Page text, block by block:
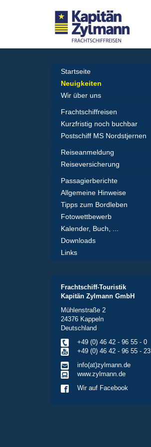
Startseite
Neuigkeiten
Wir über uns
Frachtschiffreisen
Kurzfristig noch buchbar
Postschiff MS Nordstjernen
Reiseanmeldung
Reiseversicherung
Passagierberichte
Allgemeine Hinweise
Tipps zum Bordleben
Fotowettbewerb
Kalender, Buch, ...
Downloads
Links
Frachtschiff-Touristik
Kapitän Zylmann GmbH
Mühlenstraße 2
24376 Kappeln
Deutschland
+49 (0) 46 42 - 96 55 - 0
+49 (0) 46 42 - 96 55 - 23
info(at)zylmann.de
www.zylmann.de
Wir auf Facebook